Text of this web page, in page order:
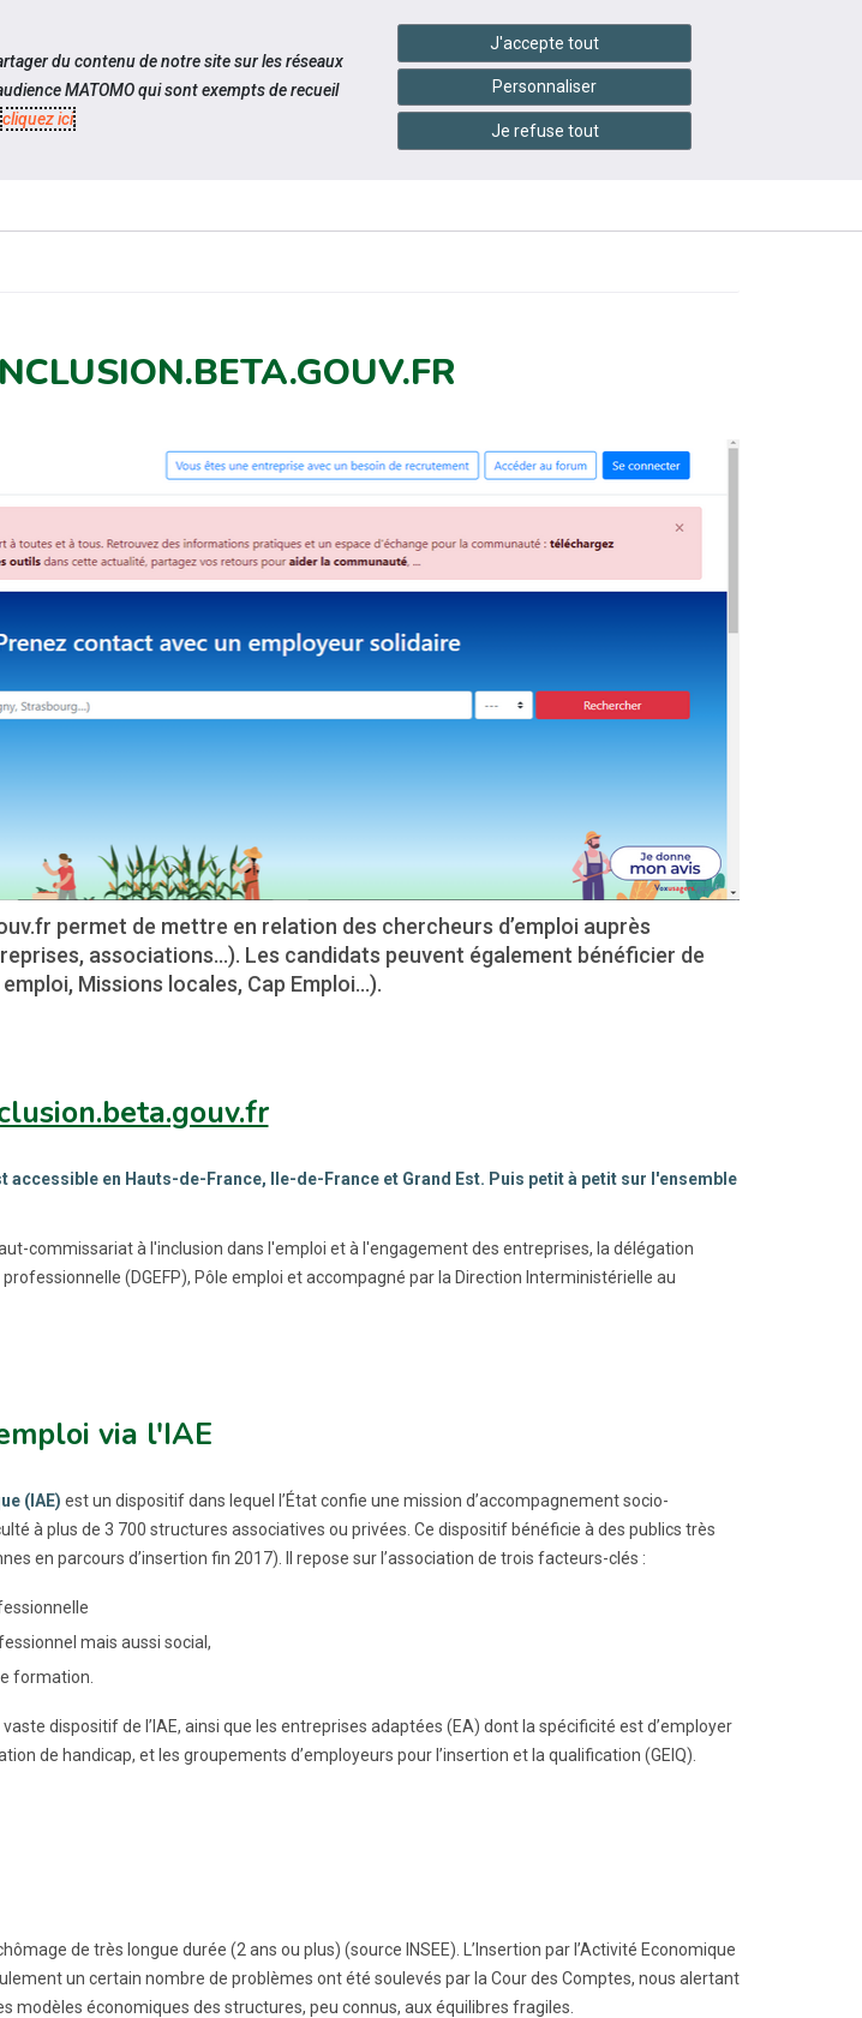
Accessibilité handshake Services en ligne
ESPACE
PRATIQUES
CONTACTEZ-
NOUS
ÉVÉNEMENTS
permet de mettre en relation des chercheurs d’emploi auprès
associations…). Les candidats peuvent également bénéficier de
Missions locales, Cap Emploi…).
accessible en Hauts-de-France, Ile-de-France et Grand Est. Puis petit à petit sur l'ensemble
commissariat à l'inclusion dans l'emploi et à l'engagement des entreprises, la délégation
(DGEFP), Pôle emploi et accompagné par la Direction Interministérielle au
via l'IAE
(IAE) est un dispositif dans lequel l’État confie une mission d’accompagnement socio-
à plus de 3 700 structures associatives ou privées. Ce dispositif bénéficie à des publics très
en parcours d’insertion fin 2017). Il repose sur l’association de trois facteurs-clés :
mais aussi social,
formation.
vaste dispositif de l’IAE, ainsi que les entreprises adaptées (EA) dont la spécificité est d’employer
de handicap, et les groupements d’employeurs pour l’insertion et la qualification (GEIQ).
de très longue durée (2 ans ou plus) (source INSEE). L’Insertion par l’Activité Economique
un certain nombre de problèmes ont été soulevés par la Cour des Comptes, nous alertant
modèles économiques des structures, peu connus, aux équilibres fragiles.
du contenu de notre site sur les réseaux
MATOMO qui sont exempts de recueil
cliquez ici.
J'accepte tout
Personnaliser
Je refuse tout